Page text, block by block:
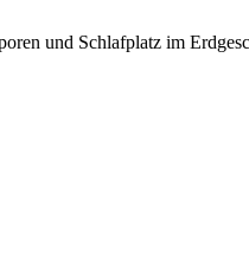
und Schlafplatz im